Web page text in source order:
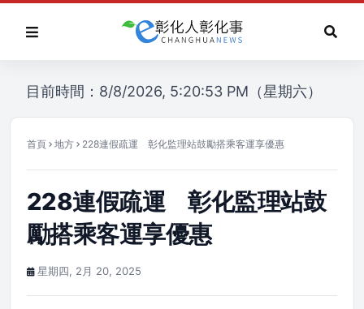
目前時間：8/8/2026, 5:20:53 PM（星期六）
首頁 地方 228連假疏運 彰化監理站鼓勵搭乘客運享優惠
228連假疏運 彰化監理站鼓
勵搭乘客運享優惠
星期四, 2月 20, 2025